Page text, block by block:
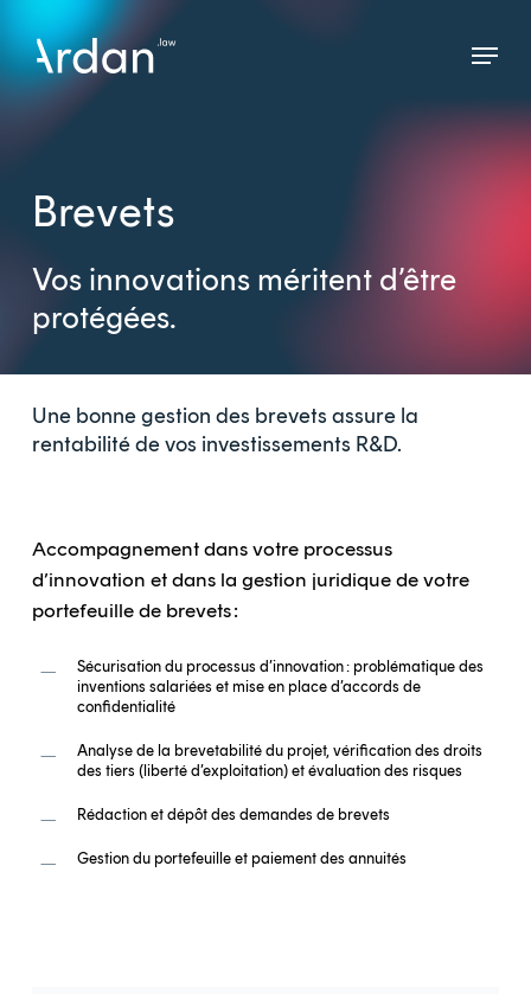
main
Menu
Brevets
Vos innovations méritent d’être
protégées.
Une bonne gestion des brevets assure la
rentabilité de vos investissements R&D.
Accompagnement dans votre processus
d’innovation et dans la gestion juridique de votre
portefeuille de brevets :
Sécurisation du processus d’innovation : problématique des
inventions salariées et mise en place d’accords de
confidentialité
Analyse de la brevetabilité du projet, vérification des droits
des tiers (liberté d’exploitation) et évaluation des risques
Rédaction et dépôt des demandes de brevets
Gestion du portefeuille et paiement des annuités
Menu